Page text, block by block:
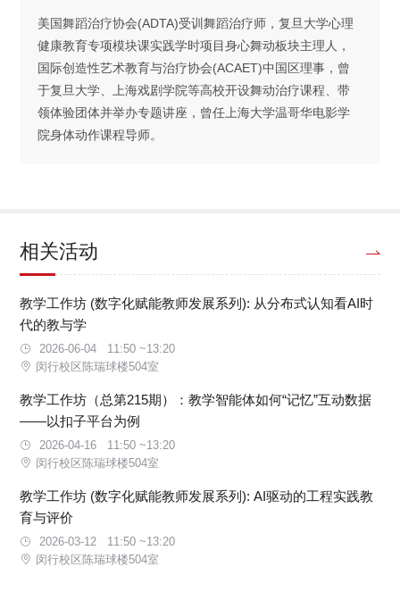
美国舞蹈治疗协会(ADTA)受训舞蹈治疗师，复旦大学心理
健康教育专项模块课实践学时项目身心舞动板块主理人，
国际创造性艺术教育与治疗协会(ACAET)中国区理事，曾
于复旦大学、上海戏剧学院等高校开设舞动治疗课程、带
领体验团体并举办专题讲座，曾任上海大学温哥华电影学
院身体动作课程导师。
相关活动
教学工作坊 (数字化赋能教师发展系列): 从分布式认知看AI时
代的教与学
2026-06-04 11:50 ~13:20
闵行校区陈瑞球楼504室
教学工作坊（总第215期）：教学智能体如何“记忆”互动数据
——以扣子平台为例
2026-04-16 11:50 ~13:20
闵行校区陈瑞球楼504室
教学工作坊 (数字化赋能教师发展系列): AI驱动的工程实践教
育与评价
2026-03-12 11:50 ~13:20
闵行校区陈瑞球楼504室